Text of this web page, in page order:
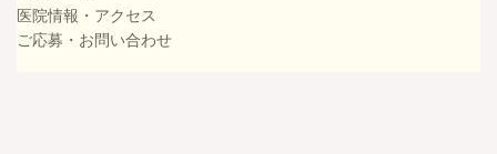
医院情報・アクセス
ご応募・お問い合わせ